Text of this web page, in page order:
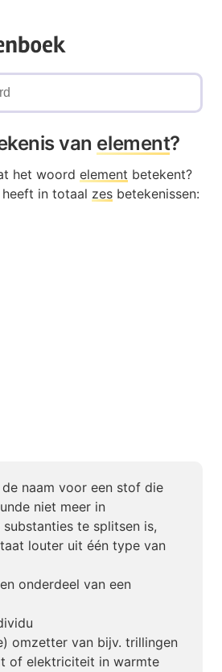
van element?
het woord element betekent?
heeft in totaal zes betekenissen:
naam voor een stof die
niet meer in
te splitsen is,
louter uit één type van
onderdeel van een
omzetter van bijv. trillingen
of elektriciteit in warmte